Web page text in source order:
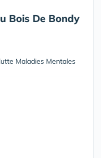
Bois De Bondy
Maladies Mentales